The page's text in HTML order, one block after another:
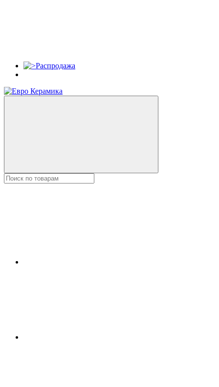
Распродажа